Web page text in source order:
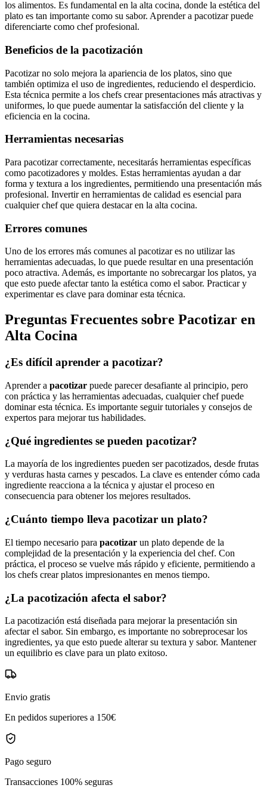
los alimentos. Es fundamental en la alta cocina, donde la estética del
plato es tan importante como su sabor. Aprender a pacotizar puede
diferenciarte como chef profesional.
Beneficios de la pacotización
Pacotizar no solo mejora la apariencia de los platos, sino que
también optimiza el uso de ingredientes, reduciendo el desperdicio.
Esta técnica permite a los chefs crear presentaciones más atractivas y
uniformes, lo que puede aumentar la satisfacción del cliente y la
eficiencia en la cocina.
Herramientas necesarias
Para pacotizar correctamente, necesitarás herramientas específicas
como pacotizadores y moldes. Estas herramientas ayudan a dar
forma y textura a los ingredientes, permitiendo una presentación más
profesional. Invertir en herramientas de calidad es esencial para
cualquier chef que quiera destacar en la alta cocina.
Errores comunes
Uno de los errores más comunes al pacotizar es no utilizar las
herramientas adecuadas, lo que puede resultar en una presentación
poco atractiva. Además, es importante no sobrecargar los platos, ya
que esto puede afectar tanto la estética como el sabor. Practicar y
experimentar es clave para dominar esta técnica.
Preguntas Frecuentes sobre Pacotizar en
Alta Cocina
¿Es difícil aprender a pacotizar?
Aprender a pacotizar puede parecer desafiante al principio, pero
con práctica y las herramientas adecuadas, cualquier chef puede
dominar esta técnica. Es importante seguir tutoriales y consejos de
expertos para mejorar tus habilidades.
¿Qué ingredientes se pueden pacotizar?
La mayoría de los ingredientes pueden ser pacotizados, desde frutas
y verduras hasta carnes y pescados. La clave es entender cómo cada
ingrediente reacciona a la técnica y ajustar el proceso en
consecuencia para obtener los mejores resultados.
¿Cuánto tiempo lleva pacotizar un plato?
El tiempo necesario para pacotizar un plato depende de la
complejidad de la presentación y la experiencia del chef. Con
práctica, el proceso se vuelve más rápido y eficiente, permitiendo a
los chefs crear platos impresionantes en menos tiempo.
¿La pacotización afecta el sabor?
La pacotización está diseñada para mejorar la presentación sin
afectar el sabor. Sin embargo, es importante no sobreprocesar los
ingredientes, ya que esto puede alterar su textura y sabor. Mantener
un equilibrio es clave para un plato exitoso.
Envio gratis
En pedidos superiores a 150€
Pago seguro
Transacciones 100% seguras